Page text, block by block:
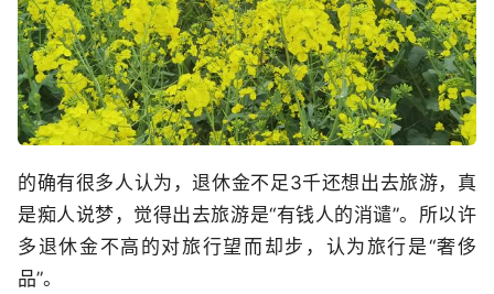
的确有很多人认为，退休金不足3千还想出去旅游，真
是痴人说梦，觉得出去旅游是“有钱人的消谴”。所以许
多退休金不高的对旅行望而却步，认为旅行是“奢侈
品”。